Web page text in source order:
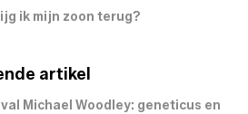
ik mijn zoon terug?
artikel
Michael Woodley: geneticus en